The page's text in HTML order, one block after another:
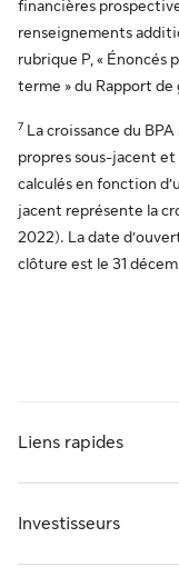
financières
renseignements
rubrique P, « Énoncés
terme » du Rapport
7 La croissance du
propres sous-jacent
calculés en fonction
jacent représente la
2022). La date
clôture est le 31
Liens rapides
Investisseurs